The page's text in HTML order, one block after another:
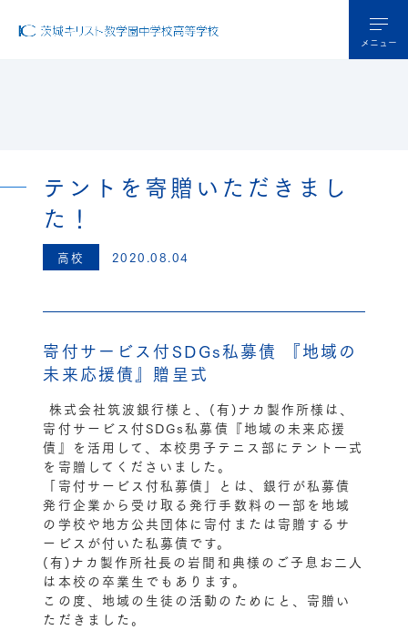
メニュー
テントを寄贈いただきまし
た！
高校 2020.08.04
寄付サービス付SDGs私募債 『地域の
未来応援債』贈呈式
株式会社筑波銀行様と、(有)ナカ製作所様は、
寄付サービス付SDGs私募債『地域の未来応援
債』を活用して、本校男子テニス部にテント一式
を寄贈してくださいました。
「寄付サービス付私募債」とは、銀行が私募債
発行企業から受け取る発行手数料の一部を地域
の学校や地方公共団体に寄付または寄贈するサ
ービスが付いた私募債です。
(有)ナカ製作所社長の岩間和典様のご子息お二人
は本校の卒業生でもあります。
この度、地域の生徒の活動のためにと、寄贈い
ただきました。